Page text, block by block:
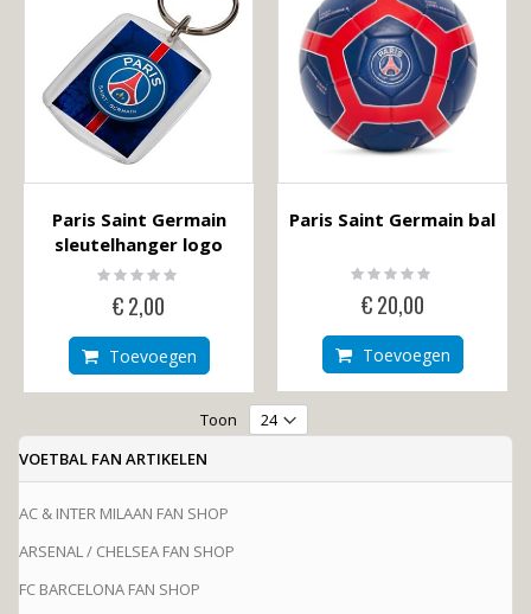
Paris Saint Germain
sleutelhanger logo
Rating:
0%
€ 2,00
Toevoegen
Paris Saint Germain bal
Rating:
0%
€ 20,00
Toevoegen
Toon
VOETBAL FAN ARTIKELEN
AC & INTER MILAAN FAN SHOP
ARSENAL / CHELSEA FAN SHOP
FC BARCELONA FAN SHOP